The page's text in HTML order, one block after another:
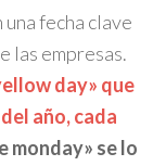
fecha clave
las empresas.
day» que
año, cada
monday» se lo